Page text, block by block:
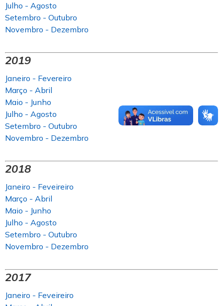
Julho - Agosto
Setembro - Outubro
Novembro - Dezembro
2019
Janeiro - Fevereiro
Março - Abril
Maio - Junho
Julho - Agosto
Setembro - Outubro
Novembro - Dezembro
2018
Janeiro - Feveireiro
Março - Abril
Maio - Junho
Julho - Agosto
Setembro - Outubro
Novembro - Dezembro
2017
Janeiro - Feveireiro